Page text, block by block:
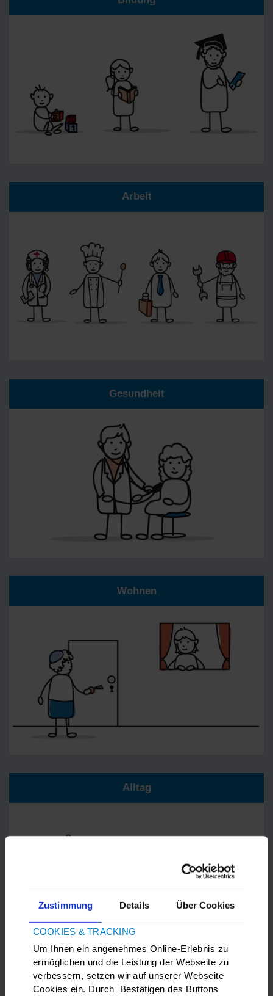
Zustimmung Details Über Cookies
COOKIES & TRACKING
Um Ihnen ein angenehmes Online-Erlebnis zu
ermöglichen und die Leistung der Webseite zu
verbessern, setzen wir auf unserer Webseite
Cookies ein. Durch Bestätigen des Buttons
Arbeit
Gesundheit
Wohnen
Alltag